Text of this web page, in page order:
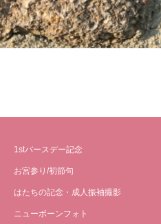
1stバースデー記念
お宮参り/初節句
はたちの記念・成人振袖撮影
ニューボーンフォト